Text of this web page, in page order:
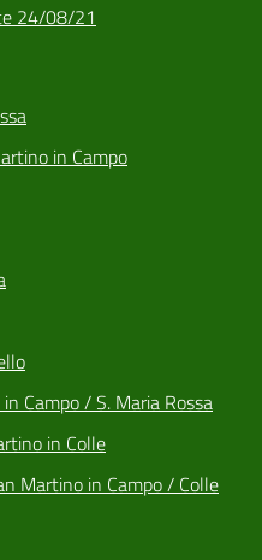
24/08/21
in Campo
Campo / S. Maria Rossa
in Colle
Martino in Campo / Colle